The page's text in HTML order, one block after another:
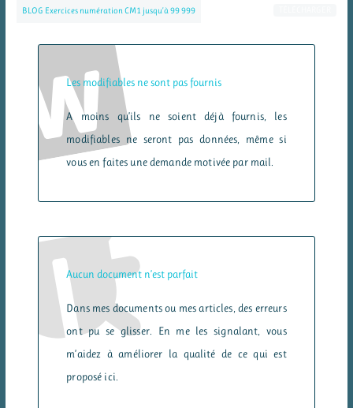
BLOG Exercices numération CM1 jusqu’à 99 999
Les modifiables ne sont pas fournis
A moins qu’ils ne soient déjà fournis, les
modifiables ne seront pas données, même si
vous en faites une demande motivée par mail.
Aucun document n’est parfait
Dans mes documents ou mes articles, des erreurs
ont pu se glisser. En me les signalant, vous
m’aidez à améliorer la qualité de ce qui est
proposé ici.